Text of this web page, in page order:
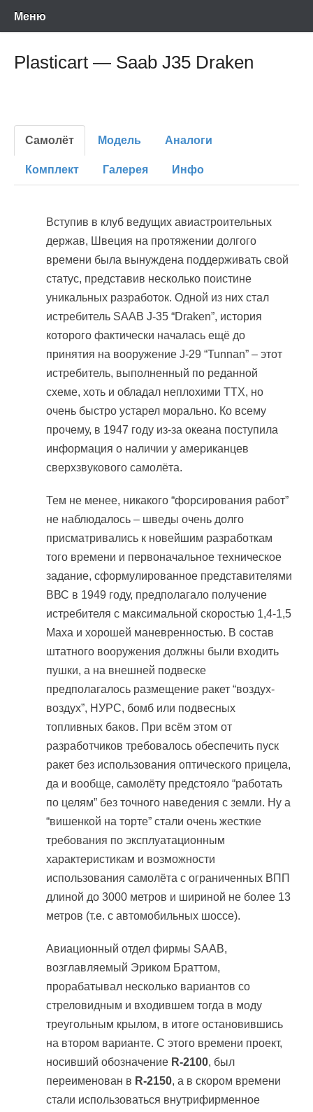
Перейти
Ретро-Модели.Ру
времен СССР и постсоветского периода. Проект участников сайтов
Меню
Plasticart — Saab J35 Draken
Самолёт Модель Аналоги
Комплект Галерея Инфо
Вступив в клуб ведущих авиастроительных
держав, Швеция на протяжении долгого
времени была вынуждена поддерживать свой
статус, представив несколько поистине
уникальных разработок. Одной из них стал
истребитель SAAB J-35 “Draken”, история
которого фактически началась ещё до
принятия на вооружение J-29 “Tunnan” – этот
истребитель, выполненный по реданной
схеме, хоть и обладал неплохими ТТХ, но
очень быстро устарел морально. Ко всему
прочему, в 1947 году из-за океана поступила
информация о наличии у американцев
сверхзвукового самолёта.
Тем не менее, никакого “форсирования работ”
не наблюдалось – шведы очень долго
присматривались к новейшим разработкам
того времени и первоначальное техническое
задание, сформулированное представителями
ВВС в 1949 году, предполагало получение
истребителя с максимальной скоростью 1,4-1,5
Маха и хорошей маневренностью. В состав
штатного вооружения должны были входить
пушки, а на внешней подвеске
предполагалось размещение ракет “воздух-
воздух”, НУРС, бомб или подвесных
топливных баков. При всём этом от
разработчиков требовалось обеспечить пуск
ракет без использования оптического прицела,
да и вообще, самолёту предстояло “работать
по целям” без точного наведения с земли. Ну а
“вишенкой на торте” стали очень жесткие
требования по эксплуатационным
характеристикам и возможности
использования самолёта с ограниченных ВПП
длиной до 3000 метров и шириной не более 13
метров (т.е. с автомобильных шоссе).
Авиационный отдел фирмы SAAB,
возглавляемый Эриком Браттом,
прорабатывал несколько вариантов со
стреловидным и входившем тогда в моду
треугольным крылом, в итоге остановившись
на втором варианте. С этого времени проект,
носивший обозначение R-2100, был
переименован в R-2150, а в скором времени
стали использоваться внутрифирменное